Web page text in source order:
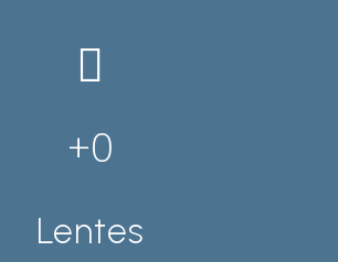
0
Lentes